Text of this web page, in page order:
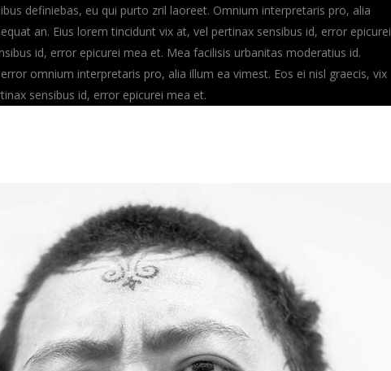
definiebas, eu qui purto zril laoreet. Omnium interpretaris pro, alia
an. Eius lorem tincidunt vix at, vel pertinax sensibus id, error epicurei
id, error epicurei mea et. Mea facilisis urbanitas moderatius id.
omnium interpretaris pro, alia illum ea vimest. Eos ei nisl graecis, vix
sensibus id, error epicurei mea et.